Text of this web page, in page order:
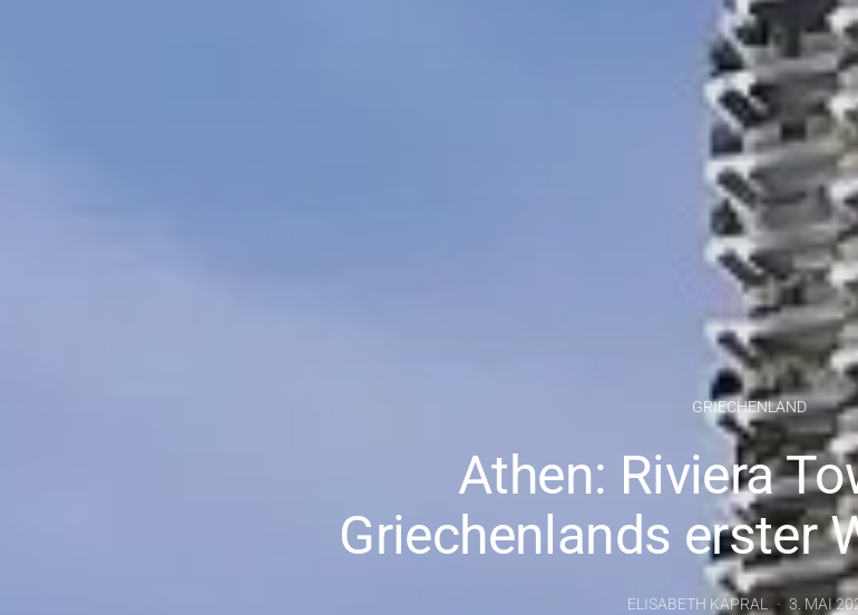
GRIECHENLAND
Athen: Riviera
Griechenlands erster
ELISABETH KAPRAL 3. MAI